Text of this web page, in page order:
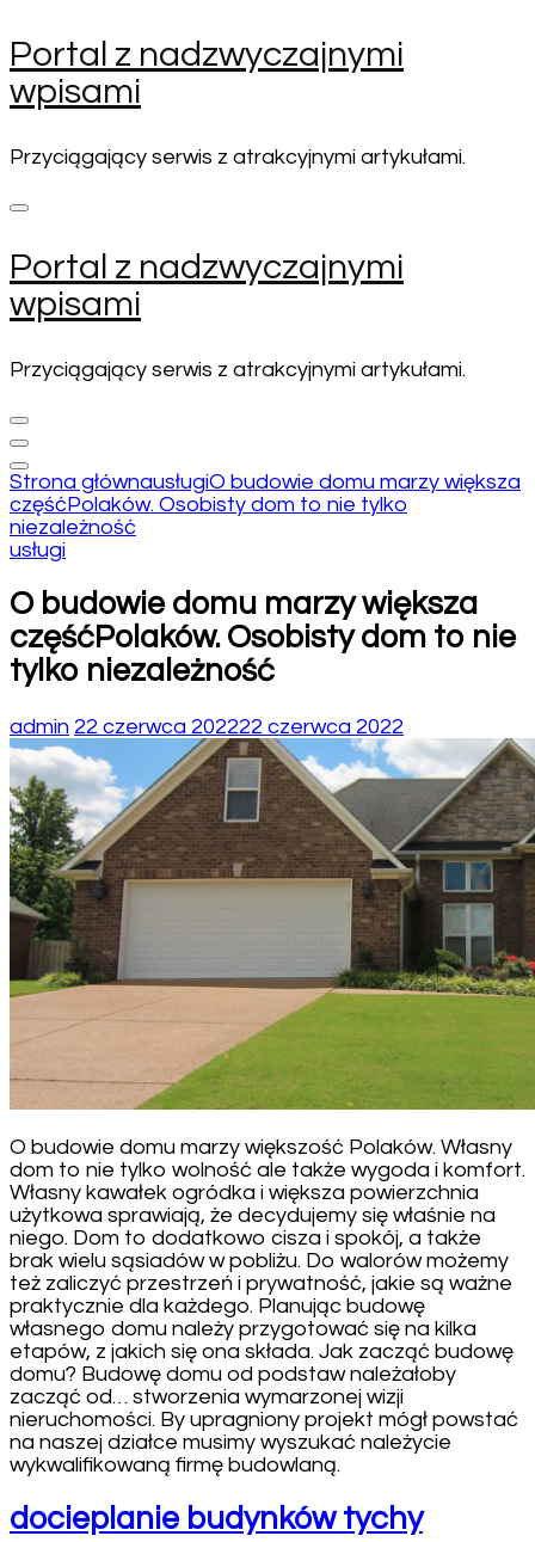
Pomiń
i
przejdź
do
(naciśnij
Portal z nadzwyczajnymi
wpisami
Przyciągający serwis z atrakcyjnymi artykułami.
Portal z nadzwyczajnymi
wpisami
Przyciągający serwis z atrakcyjnymi artykułami.
Strona głównausługiO budowie domu marzy większa
częśćPolaków. Osobisty dom to nie tylko
niezależność
usługi
O budowie domu marzy większa
częśćPolaków. Osobisty dom to nie
tylko niezależność
admin 22 czerwca 202222 czerwca 2022
O budowie domu marzy większość Polaków. Własny
dom to nie tylko wolność ale także wygoda i komfort.
Własny kawałek ogródka i większa powierzchnia
użytkowa sprawiają, że decydujemy się właśnie na
niego. Dom to dodatkowo cisza i spokój, a także
brak wielu sąsiadów w pobliżu. Do walorów możemy
też zaliczyć przestrzeń i prywatność, jakie są ważne
praktycznie dla każdego. Planując budowę
własnego domu należy przygotować się na kilka
etapów, z jakich się ona składa. Jak zacząć budowę
domu? Budowę domu od podstaw należałoby
zacząć od… stworzenia wymarzonej wizji
nieruchomości. By upragniony projekt mógł powstać
na naszej działce musimy wyszukać należycie
wykwalifikowaną firmę budowlaną.
docieplanie budynków tychy